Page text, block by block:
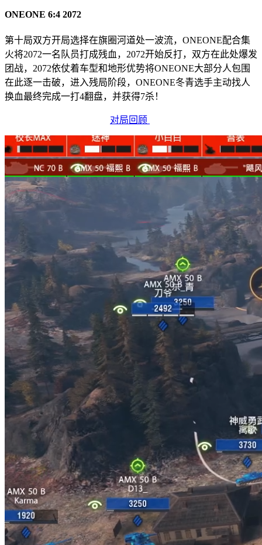
ONEONE 6:4 2072
第十局双方开局选择在旗圈河道处一波流，ONEONE配合集
火将2072一名队员打成残血，2072开始反打，双方在此处爆发
团战，2072依仗着车型和地形优势将ONEONE大部分人包围
在此逐一击破，进入残局阶段，ONEONE冬青选手主动找人
换血最终完成一打4翻盘，并获得7杀！
对局回顾